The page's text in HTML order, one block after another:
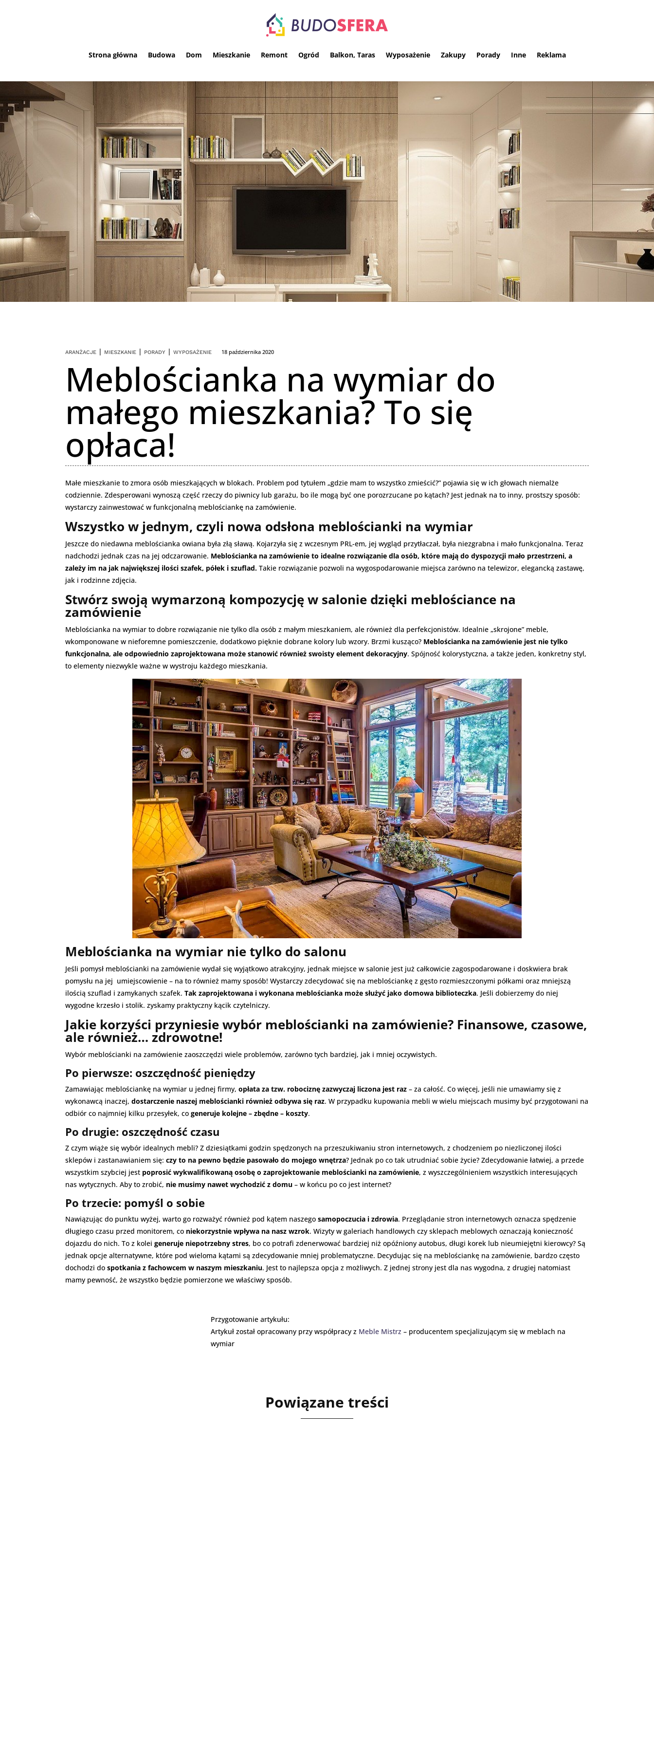
Strona główna Budowa Dom Mieszkanie Remont Ogród Balkon, Taras Wyposażenie Zakupy Porady Inne Reklama
ARANŻACJE | MIESZKANIE | PORADY |WYPOSAŻENIE 18 października 2020
Meblościanka na wymiar do
małego mieszkania? To się
opłaca!
Małe mieszkanie to zmora osób mieszkających w blokach. Problem pod tytułem „gdzie mam to wszystko zmieścić?” pojawia się w ich głowach niemalże
codziennie. Zdesperowani wynoszą część rzeczy do piwnicy lub garażu, bo ile mogą być one porozrzucane po kątach? Jest jednak na to inny, prostszy sposób:
wystarczy zainwestować w funkcjonalną meblościankę na zamówienie.
Wszystko w jednym, czyli nowa odsłona meblościanki na wymiar
Jeszcze do niedawna meblościanka owiana była złą sławą. Kojarzyła się z wczesnym PRL-em, jej wygląd przytłaczał, była niezgrabna i mało funkcjonalna. Teraz
nadchodzi jednak czas na jej odczarowanie. Meblościanka na zamówienie to idealne rozwiązanie dla osób, które mają do dyspozycji mało przestrzeni, a
zależy im na jak największej ilości szafek, półek i szuflad. Takie rozwiązanie pozwoli na wygospodarowanie miejsca zarówno na telewizor, elegancką zastawę,
jak i rodzinne zdjęcia.
Stwórz swoją wymarzoną kompozycję w salonie dzięki meblościance na
zamówienie
Meblościanka na wymiar to dobre rozwiązanie nie tylko dla osób z małym mieszkaniem, ale również dla perfekcjonistów. Idealnie „skrojone” meble,
wkomponowane w nieforemne pomieszczenie, dodatkowo pięknie dobrane kolory lub wzory. Brzmi kusząco? Meblościanka na zamówienie jest nie tylko
funkcjonalna, ale odpowiednio zaprojektowana może stanowić również swoisty element dekoracyjny. Spójność kolorystyczna, a także jeden, konkretny styl,
to elementy niezwykle ważne w wystroju każdego mieszkania.
Meblościanka na wymiar nie tylko do salonu
Jeśli pomysł meblościanki na zamówienie wydał się wyjątkowo atrakcyjny, jednak miejsce w salonie jest już całkowicie zagospodarowane i doskwiera brak
pomysłu na jej umiejscowienie – na to również mamy sposób! Wystarczy zdecydować się na meblościankę z gęsto rozmieszczonymi półkami oraz mniejszą
ilością szuflad i zamykanych szafek.Tak zaprojektowana i wykonana meblościanka może służyć jako domowa biblioteczka. Jeśli dobierzemy do niej
wygodne krzesło i stolik. zyskamy praktyczny kącik czytelniczy.
Jakie korzyści przyniesie wybór meblościanki na zamówienie? Finansowe, czasowe,
ale również… zdrowotne!
Wybór meblościanki na zamówienie zaoszczędzi wiele problemów, zarówno tych bardziej, jak i mniej oczywistych.
Po pierwsze: oszczędność pieniędzy
Zamawiając meblościankę na wymiar u jednej firmy,opłata za tzw. robociznę zazwyczaj liczona jest raz – za całość. Co więcej, jeśli nie umawiamy się z
wykonawcą inaczej,dostarczenie naszej meblościanki również odbywa się raz. W przypadku kupowania mebli w wielu miejscach musimy być przygotowani na
odbiór co najmniej kilku przesyłek, cogeneruje kolejne – zbędne – koszty.
Po drugie: oszczędność czasu
Z czym wiąże się wybór idealnych mebli? Z dziesiątkami godzin spędzonych na przeszukiwaniu stron internetowych, z chodzeniem po niezliczonej ilości
sklepów i zastanawianiem się:czy to na pewno będzie pasowało do mojego wnętrza? Jednak po co tak utrudniać sobie życie? Zdecydowanie łatwiej, a przede
wszystkim szybciej jest poprosić wykwalifikowaną osobę o zaprojektowanie meblościanki na zamówienie, z wyszczególnieniem wszystkich interesujących
nas wytycznych. Aby to zrobić, nie musimy nawet wychodzić z domu – w końcu po co jest internet?
Po trzecie: pomyśl o sobie
Nawiązując do punktu wyżej, warto go rozważyć również pod kątem naszegosamopoczucia i zdrowia. Przeglądanie stron internetowych oznacza spędzenie
długiego czasu przed monitorem, co niekorzystnie wpływa na nasz wzrok. Wizyty w galeriach handlowych czy sklepach meblowych oznaczają konieczność
dojazdu do nich. To z koleigeneruje niepotrzebny stres, bo co potrafi zdenerwować bardziej niż opóźniony autobus, długi korek lub nieumiejętni kierowcy? Są
jednak opcje alternatywne, które pod wieloma kątami są zdecydowanie mniej problematyczne. Decydując się na meblościankę na zamówienie, bardzo często
dochodzi dospotkania z fachowcem w naszym mieszkaniu. Jest to najlepsza opcja z możliwych. Z jednej strony jest dla nas wygodna, z drugiej natomiast
mamy pewność, że wszystko będzie pomierzone we właściwy sposób.
Przygotowanie artykułu:
Artykuł został opracowany przy współpracy z Meble Mistrz – producentem specjalizującym się w meblach na
wymiar
Powiązane treści